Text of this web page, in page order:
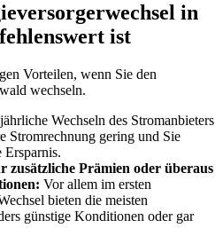
in
ist
Vorteilen, wenn Sie den
wechseln.
Wechseln des Stromanbieters
Stromrechnung gering und Sie
Ersparnis.
zusätzliche Prämien oder überaus
Vor allem im ersten
bieten die meisten
günstige Konditionen oder gar